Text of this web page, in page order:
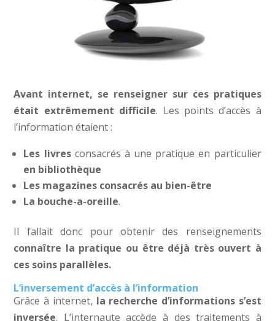
Avant internet, se renseigner sur ces pratiques
était extrêmement difficile. Les points d’accès à
l’information étaient :
Les livresconsacrés à une pratique en particulier
en bibliothèque
Les magazines consacrés au bien-être
La bouche-a-oreille.
Il fallait donc pour obtenir des renseignements
connaître la pratique ou être déjà très ouvert à
ces soins parallèles.
L’inversement d’accès à l’information
Grâce à internet, la recherche d’informations s’est
inversée. L’internaute accède à des traitements à